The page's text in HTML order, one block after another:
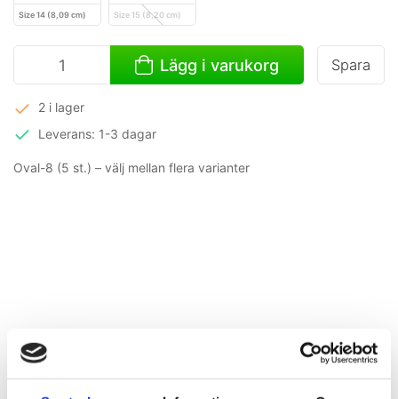
Size 14 (8,09 cm) Size 15 (8,20 cm)
Lägg i varukorg Spara
2 i lager
Leverans: 1-3 dagar
Oval-8 (5 st.) – välj mellan flera varianter